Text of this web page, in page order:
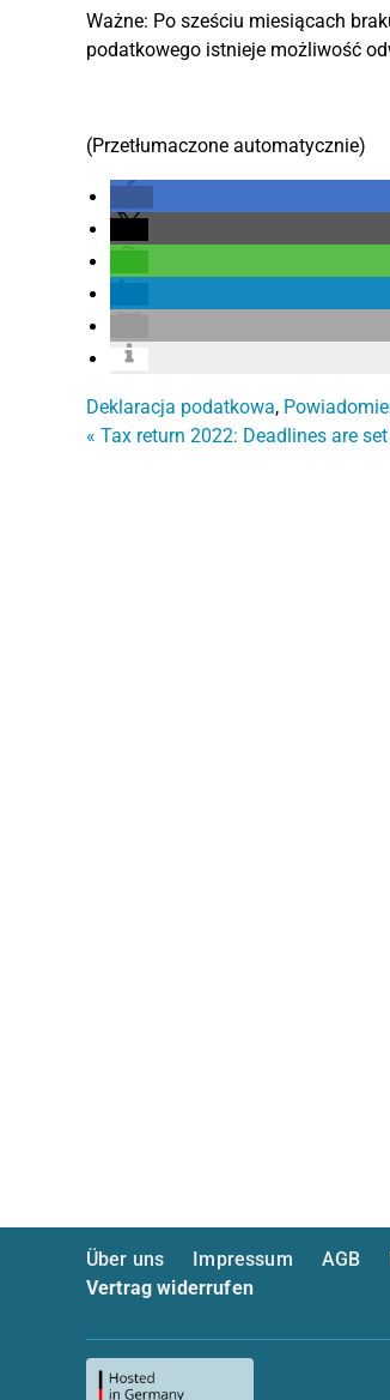
Ważne: Po sześciu miesiącach
podatkowego istnieje możliwość
(Przetłumaczone automatycznie)
Deklaracja podatkowa,
« Tax return 2022: Deadlines are set
Über uns Impressum AGB
Vertrag widerrufen